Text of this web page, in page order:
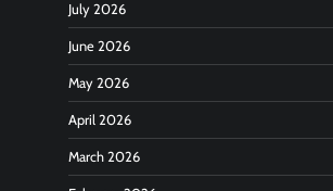
July 2026
June 2026
May 2026
April 2026
March 2026